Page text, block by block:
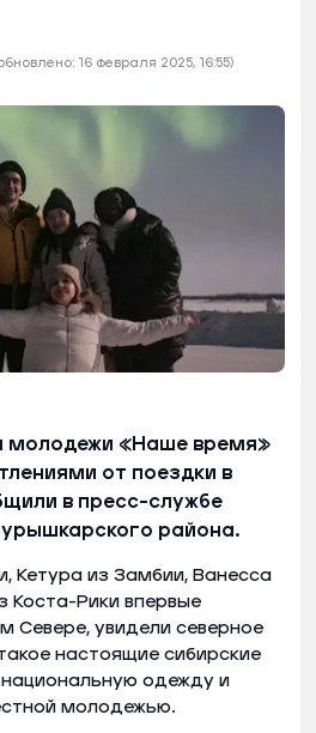
16 февраля 2025, 16:55)
молодежи «Наше время»
от поездки в
в пресс-службе
района.
Кетура из Замбии, Ванесса
Коста-Рики впервые
Севере, увидели северное
настоящие сибирские
одежду и
молодежью.